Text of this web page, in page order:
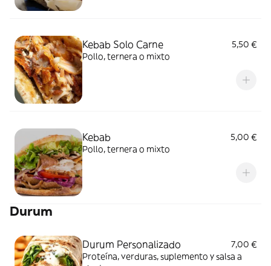
Kebab Solo Carne
5,50 €
Pollo, ternera o mixto
Kebab
5,00 €
Pollo, ternera o mixto
Durum
Durum Personalizado
7,00 €
Proteína, verduras, suplemento y salsa a